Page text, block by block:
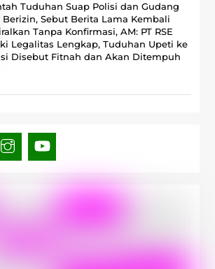
Tuduhan Suap Polisi dan Gudang
Berizin, Sebut Berita Lama Kembali
Tanpa Konfirmasi, ‎AM: PT RSE
Legalitas Lengkap, Tuduhan Upeti ke
Disebut Fitnah dan Akan Ditempuh